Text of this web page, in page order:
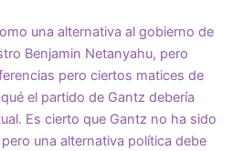
una alternativa al gobierno de
Benjamin Netanyahu, pero
pero ciertos matices de
el partido de Gantz debería
Es cierto que Gantz no ha sido
una alternativa política debe